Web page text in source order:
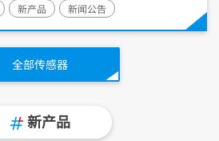
新产品 新闻公告
全部传感器
新产品